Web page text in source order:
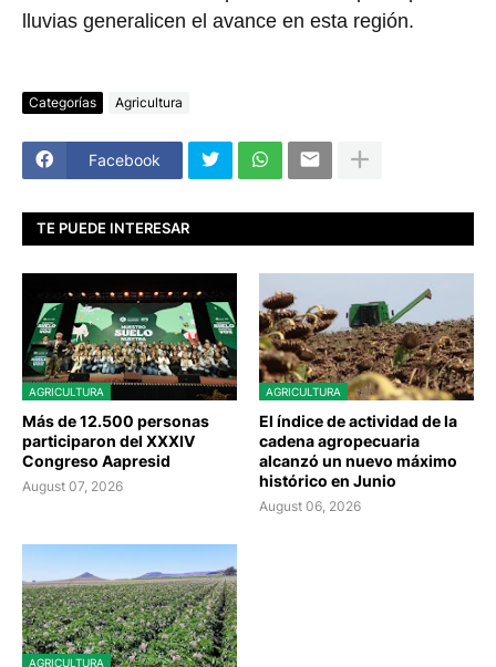
lluvias generalicen el avance en esta región.
Categorías Agricultura
Facebook
TE PUEDE INTERESAR
AGRICULTURA
Más de 12.500 personas
participaron del XXXIV
Congreso Aapresid
August 07, 2026
AGRICULTURA
El índice de actividad de la
cadena agropecuaria
alcanzó un nuevo máximo
histórico en Junio
August 06, 2026
AGRICULTURA